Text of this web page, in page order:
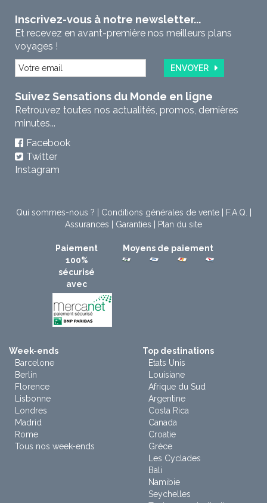
Inscrivez-vous à notre newsletter...
Et recevez en avant-première nos meilleurs plans
voyages !
ENVOYER
Suivez Sensations du Monde en ligne
Retrouvez toutes nos actualités, promos, dernières
minutes...
Facebook
Twitter
Instagram
Qui sommes-nous ? Conditions générales de vente| F.A.Q.
Assurances
Garanties Plan du site
Paiement
100%
sécurisé
avec
Moyens de paiement
Week-ends
Barcelone
Berlin
Florence
Lisbonne
Londres
Madrid
Rome
Tous nos week-ends
Top destinations
Etats Unis
Louisiane
Afrique du Sud
Argentine
Costa Rica
Canada
Croatie
Grèce
Les Cyclades
Bali
Namibie
Seychelles